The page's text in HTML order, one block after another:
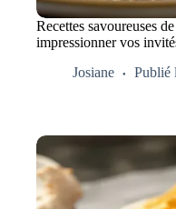
Recettes savoureuses
impressionner vos
Josiane
Publié